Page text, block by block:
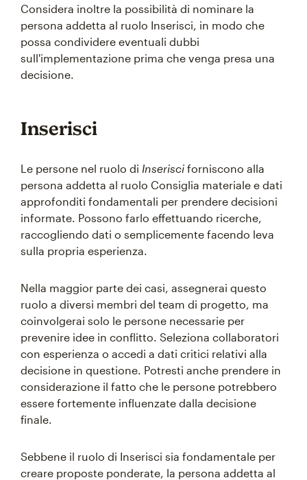
Considera inoltre la possibilità di nominare la
persona addetta al ruolo Inserisci, in modo che
possa condividere eventuali dubbi
sull'implementazione prima che venga presa una
decisione.
Inserisci
Le persone nel ruolo di Inserisci forniscono alla
persona addetta al ruolo Consiglia materiale e dati
approfonditi fondamentali per prendere decisioni
informate. Possono farlo effettuando ricerche,
raccogliendo dati o semplicemente facendo leva
sulla propria esperienza.
Nella maggior parte dei casi, assegnerai questo
ruolo a diversi membri del team di progetto, ma
coinvolgerai solo le persone necessarie per
prevenire idee in conflitto. Seleziona collaboratori
con esperienza o accedi a dati critici relativi alla
decisione in questione. Potresti anche prendere in
considerazione il fatto che le persone potrebbero
essere fortemente influenzate dalla decisione
finale.
Sebbene il ruolo di Inserisci sia fondamentale per
creare proposte ponderate, la persona addetta al